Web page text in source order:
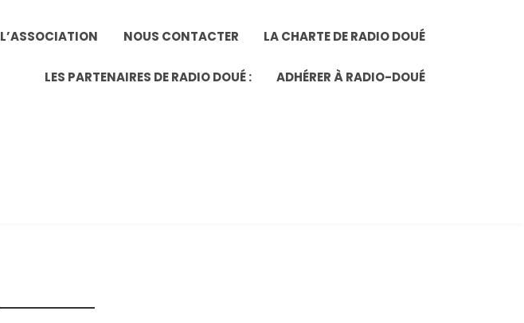
L’ASSOCIATION NOUS CONTACTER LA CHARTE DE RADIO DOUÉ
LES PARTENAIRES DE RADIO DOUÉ : ADHÉRER À RADIO-DOUÉ